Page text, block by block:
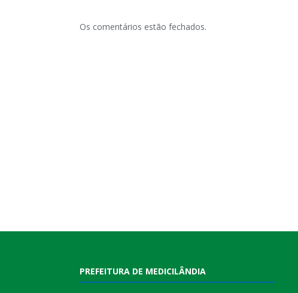
Os comentários estão fechados.
PREFEITURA DE MEDICILÂNDIA